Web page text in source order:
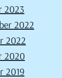
2023
2022
2022
2020
2019